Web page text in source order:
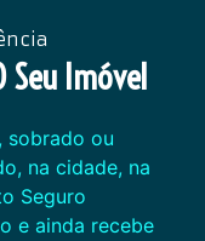
Seu Imóvel
sobrado ou
na cidade, na
Seguro
e ainda recebe